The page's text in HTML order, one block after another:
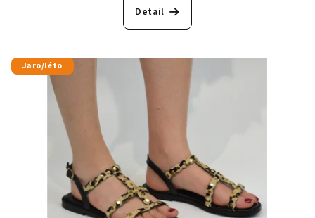
Detail
Jaro/léto